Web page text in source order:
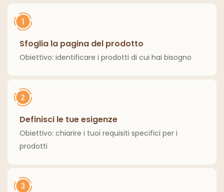
Sfoglia la pagina del prodotto
Obiettivo: identificare i prodotti di cui hai bisogno
Definisci le tue esigenze
Obiettivo: chiarire i tuoi requisiti specifici per i
prodotti